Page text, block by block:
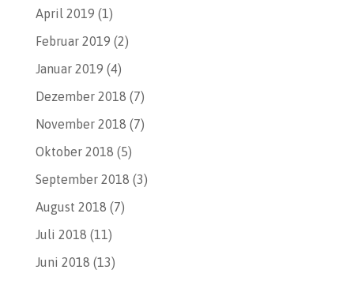
April 2019 (1)
Februar 2019 (2)
Januar 2019 (4)
Dezember 2018 (7)
November 2018 (7)
Oktober 2018 (5)
September 2018 (3)
August 2018 (7)
Juli 2018 (11)
Juni 2018 (13)